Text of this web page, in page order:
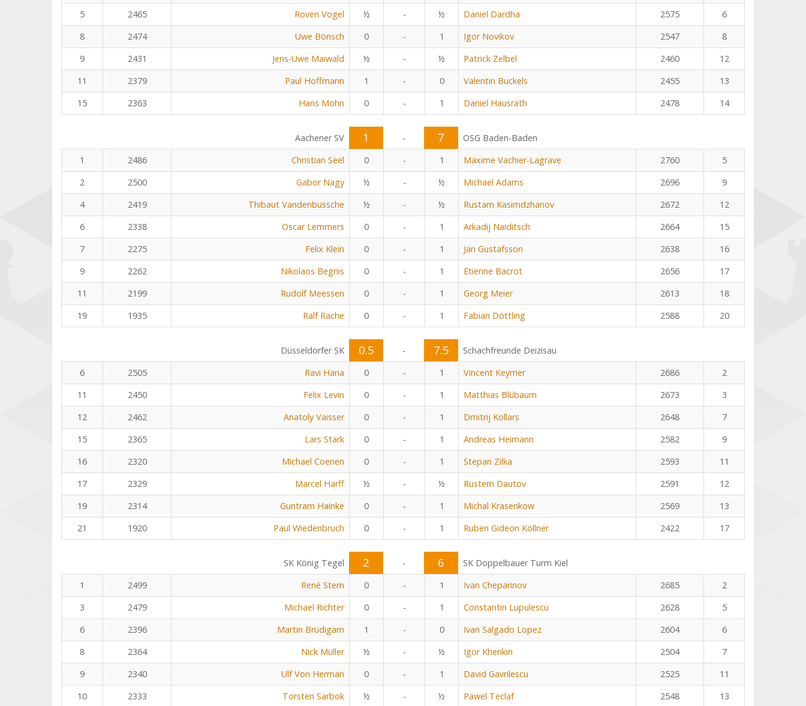
5
2465 Roven Vogel ½ - ½ Daniel Dardha 2575
6
8
2474 Uwe Bönsch 0 - 1 Igor Novikov 2547
8
9
2431 Jens-Uwe Maiwald ½ - ½ Patrick Zelbel 2460
12
11
2379 Paul Hoffmann 1 - 0 Valentin Buckels 2455
13
15
2363 Hans Möhn 0 - 1 Daniel Hausrath 2478 14
Aachener SV 1 - 7
OSG Baden-Baden
1
2486 Christian Seel 0 - 1 Maxime Vachier-Lagrave 2760
5
2
2500 Gabor Nagy ½ - ½ Michael Adams 2696
9
4
2419 Thibaut Vandenbussche ½ - ½ Rustam Kasimdzhanov 2672
12
6
2338 Oscar Lemmers 0 - 1 Arkadij Naiditsch 2664
15
7
2275 Felix Klein 0 - 1 Jan Gustafsson 2638
16
9
2262 Nikolaos Begnis 0 - 1 Etienne Bacrot 2656
17
11
2199 Rudolf Meessen 0 - 1 Georg Meier 2613
18
19
1935 Ralf Rache 0 - 1 Fabian Döttling 2588 20
Düsseldorfer SK 0.5 - 7.5
Schachfreunde Deizisau
6
2505 Ravi Haria 0 - 1 Vincent Keymer 2686
2
11
2450 Felix Levin 0 - 1 Matthias Blübaum 2673
3
12
2462 Anatoly Vaisser 0 - 1 Dmitrij Kollars 2648
7
15
2365 Lars Stark 0 - 1 Andreas Heimann 2582
9
16
2320 Michael Coenen 0 - 1 Stepan Zilka 2593
11
17
2329 Marcel Harff ½ - ½ Rustem Dautov 2591
12
19
2314 Guntram Hainke 0 - 1 Michal Krasenkow 2569
13
21
1920 Paul Wiedenbruch 0 - 1 Ruben Gideon Köllner 2422 17
SK König Tegel 2 - 6
SK Doppelbauer Turm Kiel
1
2499 René Stern 0 - 1 Ivan Cheparinov 2685
2
3
2479 Michael Richter 0 - 1 Constantin Lupulescu 2628
5
6
2396 Martin Brüdigam 1 - 0 Ivan Salgado Lopez 2604
6
8
2364 Nick Müller ½ - ½ Igor Khenkin 2504
7
9
2340 Ulf Von Herman 0 - 1 David Gavrilescu 2525
11
10
2333 Torsten Sarbok ½ - ½ Pawel Teclaf 2548
13